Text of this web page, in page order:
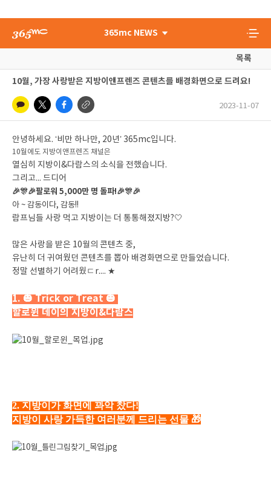
365mc NEWS
목록
10월, 가장 사랑받은 지방이앤프렌즈 콘텐츠를 배경화면으로 드려요!
2023-11-07
안녕하세요. ‘비만 하나만, 20년’ 365mc입니다.
10월에도 지방이앤프렌즈 채널은
열심히 지방이&다람스의 소식을 전했습니다.
그리고... 드디어
🎉🎊🎉팔로워 5,000만 명 돌파!🎉🎊🎉
아 ~ 감동이다, 감동!!
람프님들 사랑 먹고 지방이는 더 통통해졌지방?🤍
많은 사랑을 받은 10월의 콘텐츠 중,
유난히 더 귀여웠던 콘텐츠를 뽑아 배경화면으로 만들었습니다.
정말 선별하기 어려웠ㄷr.... ★
1. 🎃 Trick or Treat 🎃
할로윈 데이의 지방이&다람스
2. 지방이가 화면에 꽈악 찼다!
지방이 사랑 가득한 여러분께 드리는 선물 🎁